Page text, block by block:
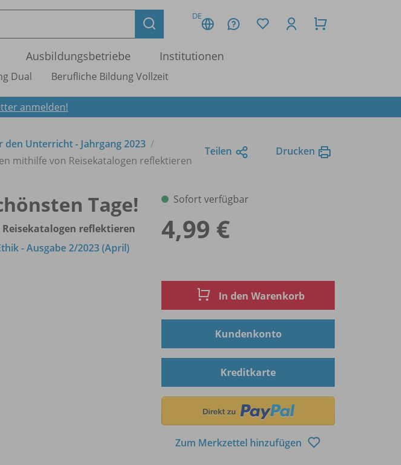
DE
Ausbildungsbetriebe Institutionen
Dual Berufliche Bildung Vollzeit
anmelden!
Unterricht - Jahrgang 2023
mithilfe von Reisekatalogen reflektieren
Teilen Drucken
Tage!
reflektieren
- Ausgabe 2/2023 (April)
Sofort verfügbar
4,99 €
In den Warenkorb
Kundenkonto
Kreditkarte
Zum Merkzettel hinzufügen